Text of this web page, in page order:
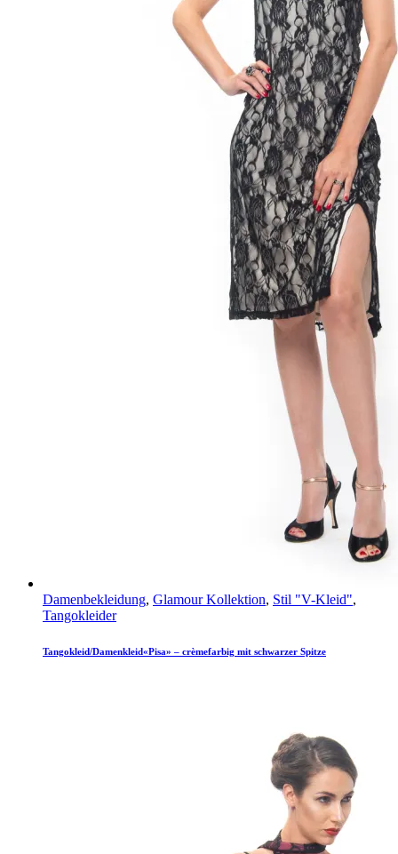
Damenbekleidung, Glamour Kollektion, Stil "V-Kleid",
Tangokleider
Tangokleid/Damenkleid«Pisa» – crèmefarbig mit schwarzer Spitze